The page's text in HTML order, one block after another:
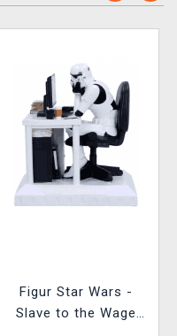
Figur Star Wars -
Slave to the Wage